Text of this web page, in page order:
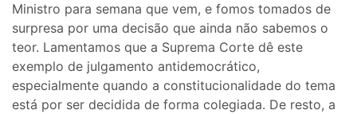
Ministro para semana que vem, e fomos tomados de
surpresa por uma decisão que ainda não sabemos o
teor. Lamentamos que a Suprema Corte dê este
exemplo de julgamento antidemocrático,
especialmente quando a constitucionalidade do tema
está por ser decidida de forma colegiada. De resto, a